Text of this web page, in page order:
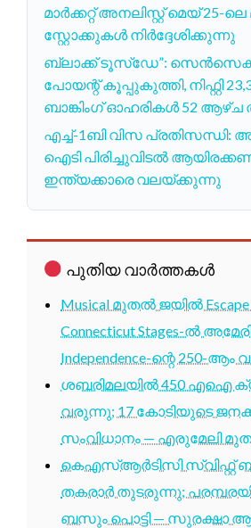
മാർക്കറ്റ് അനലിസ്റ്റ് മെയ് 25-ലെ
സ്റ്റോക്കുകൾ നിർദ്ദേശിക്കുന്നു
ബ്ലാക്ക് ടൂസ്ഡേ”:
പോയന്റ് കൂപ്പുകുത്തി, നിഫ്റ്റി
ബാങ്കിംഗ് ഓഹരികൾ 52 ആഴ്ച
എച്ച്-1ബി വിസ പ്രതിസന്ധി:
ഐടി പിരിച്ചുവിടൽ
ഇന്ത്യക്കാരെ വലയ്ക്കുന്നു
പുതിയ വാർത്തകൾ
Musical മുതൽ ജയിൽ Escape
Connecticut Stages-ൽ
Independence-ന്റെ 250-ആം
ശബരിമലയിൽ 450 എഐ
വരുന്നു; 17 കോടിയുടെ
സംവിധാനം — എരുമേലി
കെഎസ്ആർടിസി സ്വിഫ്റ്റ്
തകരാർ തുടരുന്നു;
ബസും പൊട്ടി — സുരക്ഷാ